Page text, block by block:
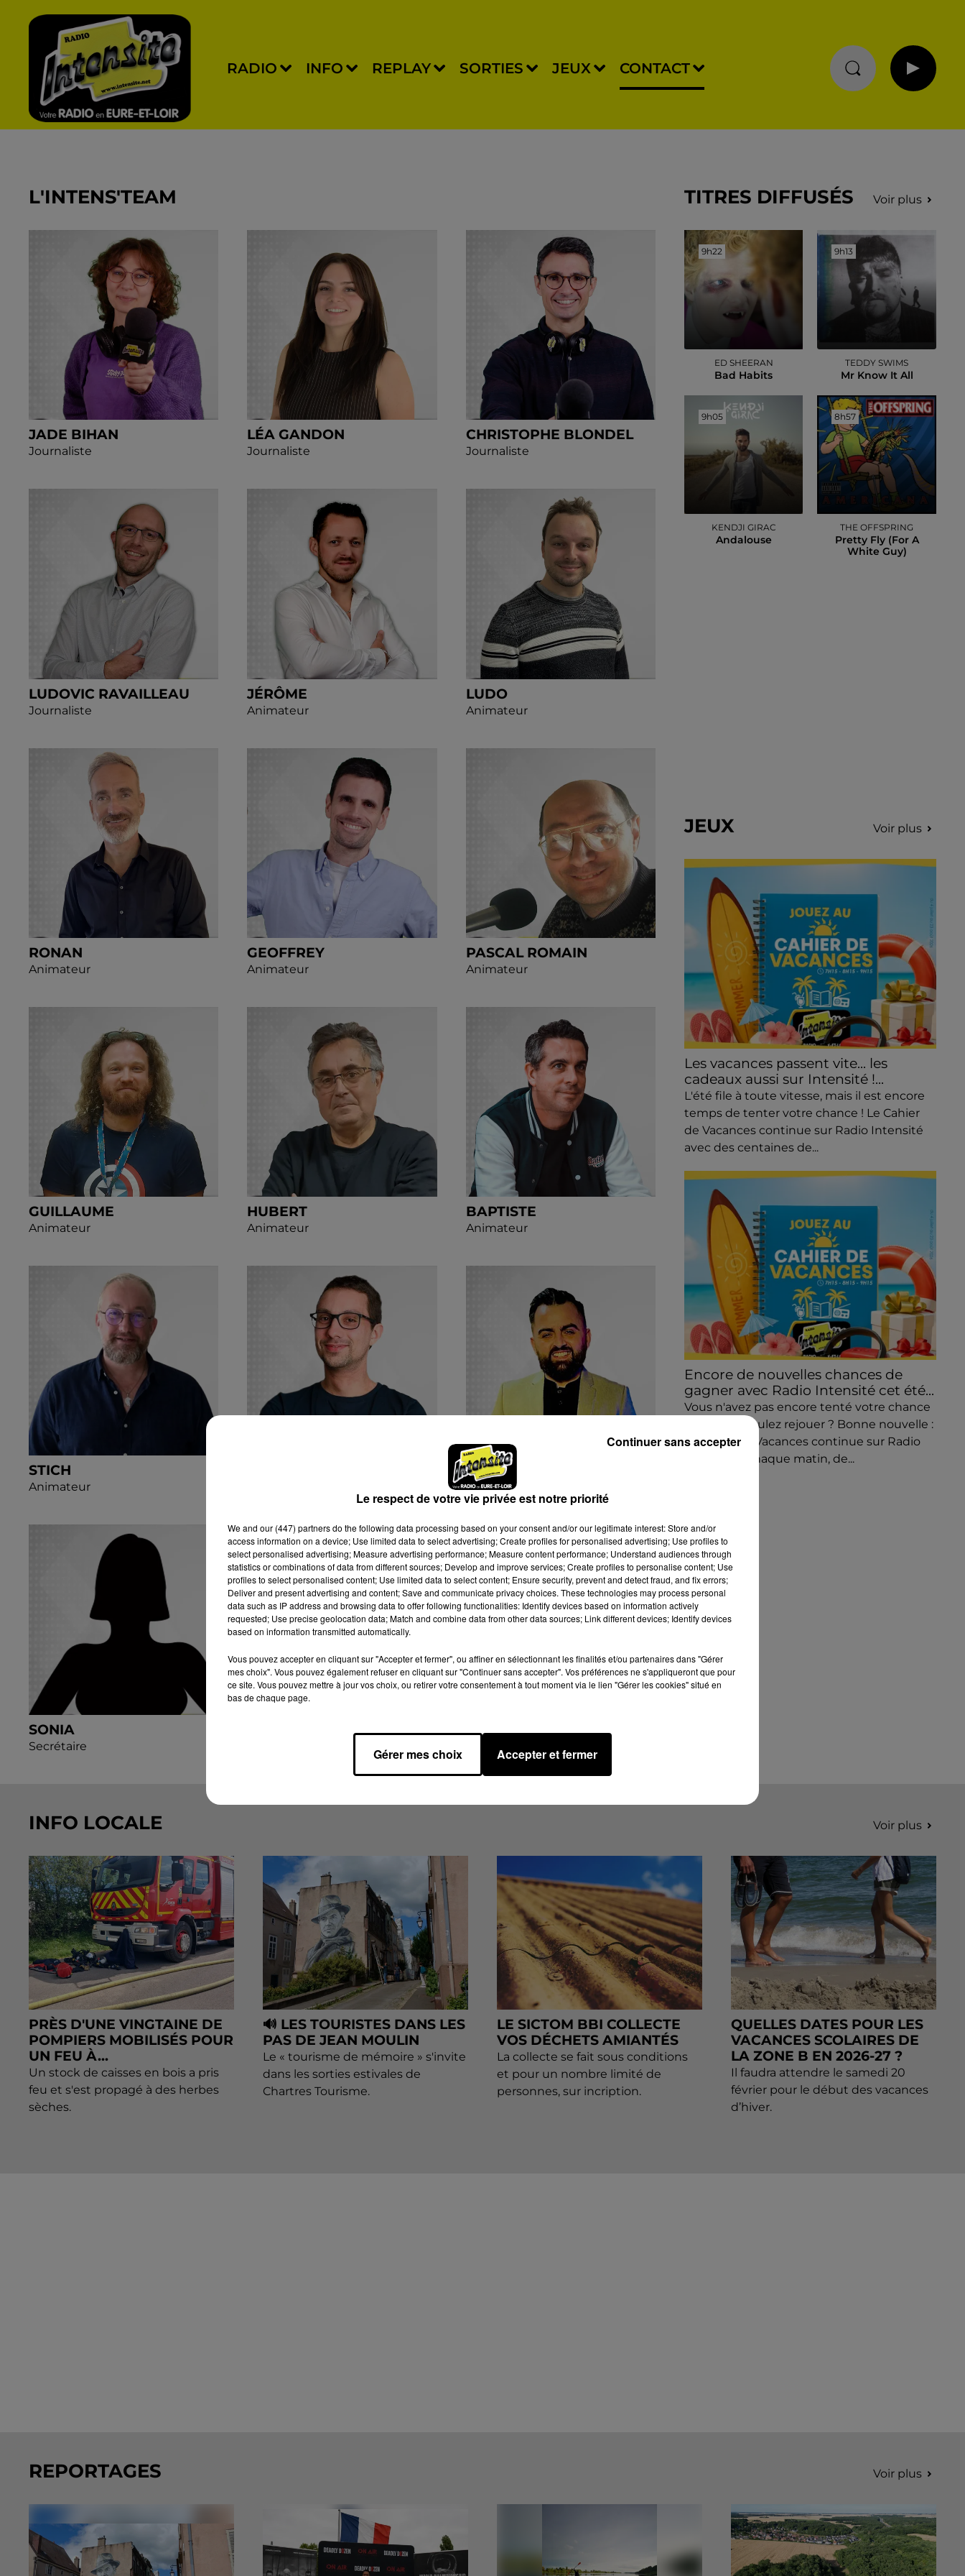
RADIO INFO REPLAY SORTIES JEUX CONTACT
L'INTENS'TEAM
JADE BIHAN
Journaliste
LÉA GANDON
Journaliste
CHRISTOPHE BLONDEL
Journaliste
LUDOVIC RAVAILLEAU
Journaliste
JÉRÔME
Animateur
LUDO
Animateur
RONAN
Animateur
GEOFFREY
Animateur
PASCAL ROMAIN
Animateur
GUILLAUME
Animateur
HUBERT
Animateur
BAPTISTE
Animateur
STICH
Animateur
C-REAL
Dj/Vdj
SONIA
Secrétaire
SANDRINE
TITRES DIFFUSÉS Voir plus
9h22
9h22
ED SHEERAN
Bad Habits
9h13
9h13
TEDDY SWIMS
Mr Know It All
9h05
9h05
KENDJI GIRAC
Andalouse
8h57
8h57
THE OFFSPRING
Pretty Fly (for A
White Guy)
JEUX Voir plus
Les vacances passent vite... les
cadeaux aussi sur Intensité !...
L'été file à toute vitesse, mais il est encore
temps de tenter votre chance ! Le Cahier
de Vacances continue sur Radio Intensité
avec des centaines de...
Encore de nouvelles chances de
gagner avec Radio Intensité cet été...
Vous n'avez pas encore tenté votre chance
? Ou vous voulez rejouer ? Bonne nouvelle :
le Cahier de Vacances continue sur Radio
Intensité ! Chaque matin, de...
INFO LOCALE Voir plus
PRÈS D'UNE VINGTAINE DE
POMPIERS MOBILISÉS POUR
UN FEU À...
Un stock de caisses en bois a pris
feu et s'est propagé à des herbes
sèches.
🔊 LES TOURISTES DANS LES
PAS DE JEAN MOULIN
Le « tourisme de mémoire » s'invite
dans les sorties estivales de
Chartres Tourisme.
LE SICTOM BBI COLLECTE
VOS DÉCHETS AMIANTÉS
La collecte se fait sous conditions
et pour un nombre limité de
personnes, sur incription.
QUELLES DATES POUR LES
VACANCES SCOLAIRES DE
LA ZONE B EN 2026-27 ?
Il faudra attendre le samedi 20
février pour le début des vacances
d’hiver.
REPORTAGES Voir plus
Le respect de votre vie privée est notre priorité
We and our (447) partnersdo the following data processing based on your consent and/or our legitimate interest: Store and/or
access information on a device; Use limited data to select advertising; Create profiles for personalised advertising; Use profiles to
select personalised advertising; Measure advertising performance; Measure content performance; Understand audiences through
statistics or combinations of data from different sources; Develop and improve services; Create profiles to personalise content; Use
profiles to select personalised content; Use limited data to select content; Ensure security, prevent and detect fraud, and fix errors;
Deliver and present advertising and content; Save and communicate privacy choices. These technologies may process personal
data such as IP address and browsing data to offer following functionalities: Identify devices based on information actively
requested; Use precise geolocation data; Match and combine data from other data sources; Link different devices; Identify devices
based on information transmitted automatically.
Vous pouvez accepter en cliquant sur "Accepter et fermer", ou affiner en sélectionnant les finalités et/ou partenaires dans "Gérer
mes choix". Vous pouvez également refuser en cliquant sur "Continuer sans accepter". Vos préférences ne s'appliqueront que pour
ce site. Vous pouvez mettre à jour vos choix, ou retirer votre consentement à tout moment via le lien "Gérer les cookies" situé en
bas de chaque page.
Gérer mes choix Accepter et fermer
Continuer sans accepter